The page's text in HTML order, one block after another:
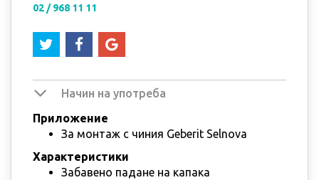
02 / 968 11 11
Начин на употреба
Приложение
За монтаж с чиния Geberit Selnova
Характеристики
Забавено падане на капака